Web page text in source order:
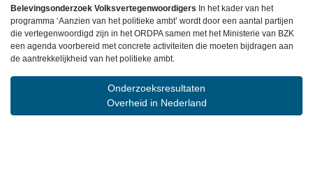
Belevingsonderzoek Volksvertegenwoordigers In het kader van het
programma ‘Aanzien van het politieke ambt’ wordt door een aantal partijen
die vertegenwoordigd zijn in het ORDPA samen met het Ministerie van BZK
een agenda voorbereid met concrete activiteiten die moeten bijdragen aan
de aantrekkelijkheid van het politieke ambt.
Onderzoeksresultaten
Overheid in Nederland